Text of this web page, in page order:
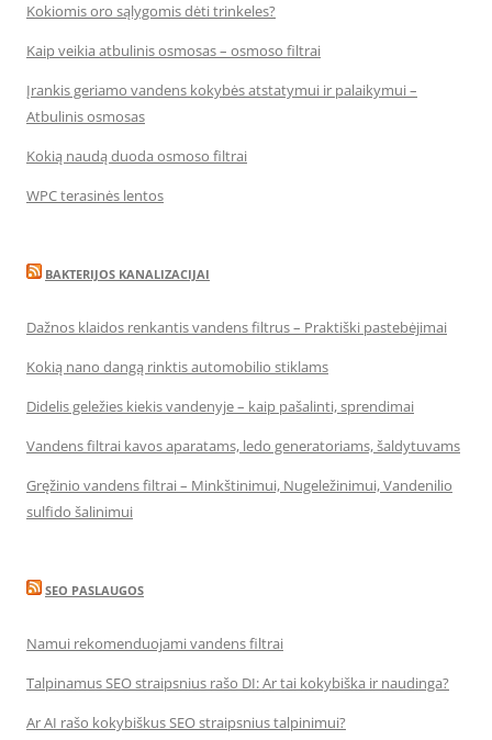
Kokiomis oro sąlygomis dėti trinkeles?
Kaip veikia atbulinis osmosas – osmoso filtrai
Įrankis geriamo vandens kokybės atstatymui ir palaikymui –
Atbulinis osmosas
Kokią naudą duoda osmoso filtrai
WPC terasinės lentos
BAKTERIJOS KANALIZACIJAI
Dažnos klaidos renkantis vandens filtrus – Praktiški pastebėjimai
Kokią nano dangą rinktis automobilio stiklams
Didelis geležies kiekis vandenyje – kaip pašalinti, sprendimai
Vandens filtrai kavos aparatams, ledo generatoriams, šaldytuvams
Gręžinio vandens filtrai – Minkštinimui, Nugeležinimui, Vandenilio
sulfido šalinimui
SEO PASLAUGOS
Namui rekomenduojami vandens filtrai
Talpinamus SEO straipsnius rašo DI: Ar tai kokybiška ir naudinga?
Ar AI rašo kokybiškus SEO straipsnius talpinimui?